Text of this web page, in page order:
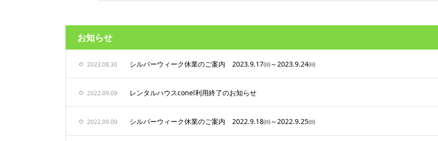
お知らせ
2023.08.30 シルバーウィーク休業のご案内 2023.9.17㈰～2023.9.24㈰
2022.09.09 レンタルハウスconel利用終了のお知らせ
2022.09.09 シルバーウィーク休業のご案内 2022.9.18㈰～2022.9.25㈰